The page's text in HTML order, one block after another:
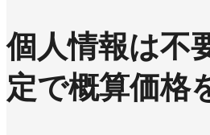
個人情報は不
定で概算価格